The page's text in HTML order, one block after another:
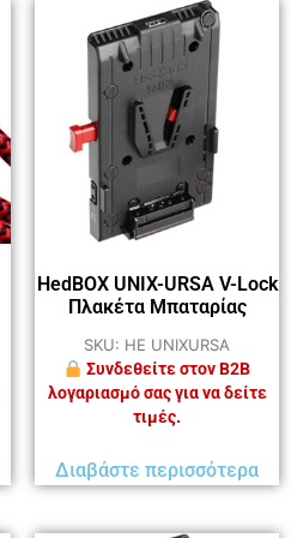
HedBOX UNIX-URSA V-Lock
Πλακέτα Μπαταρίας
SKU: HE UNIXURSA
Συνδεθείτε στον B2B
λογαριασμό σας για να δείτε
τιμές.
Διαβάστε περισσότερα